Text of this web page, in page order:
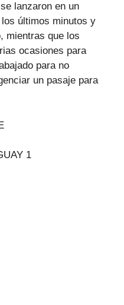
lanzaron en un
últimos minutos y
mientras que los
ocasiones para
para no
un pasaje para
1